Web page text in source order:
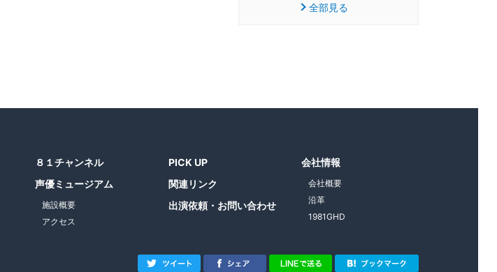
全部見る
８１チャンネル
声優ミュージアム
施設概要
アクセス
PICK UP
関連リンク
出演依頼・お問い合わせ
会社情報
会社概要
沿革
1981GHD